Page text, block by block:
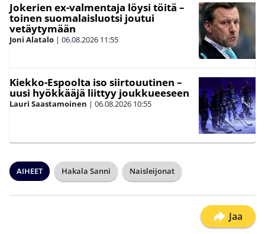
Jokerien ex-valmentaja löysi töitä –
toinen suomalaisluotsi joutui
vetäytymään
Joni Alatalo | 06.08.2026 11:55
Kiekko-Espoolta iso siirtouutinen –
uusi hyökkääjä liittyy joukkueeseen
Lauri Saastamoinen | 06.08.2026 10:55
AIHEET Hakala Sanni Naisleijonat
Jaa